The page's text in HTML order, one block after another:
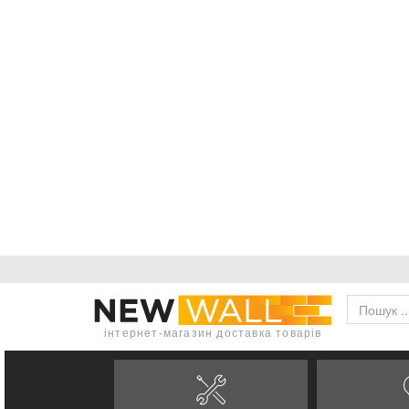
інтернет-магазин доставка товарів